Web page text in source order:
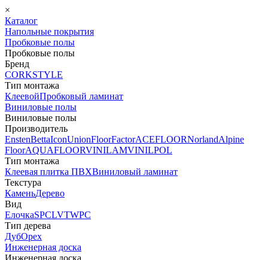
×
Каталог
Напольные покрытия
Пробковые полы
Пробковые полы
Бренд
CORKSTYLE
Тип монтажа
КлеевойПробковый ламинат
Виниловые полы
Виниловые полы
Производитель
EnstenBettaIconUnionFloorFactorACEFLOORNorlandAlpine
FloorAQUAFLOORVINILAMVINILPOL
Тип монтажа
Клеевая плитка ПВХВиниловый ламинат
Текстура
КаменьДерево
Вид
ЕлочкаSPCLVTWPC
Тип дерева
ДубОрех
Инженерная доска
Инженерная доска